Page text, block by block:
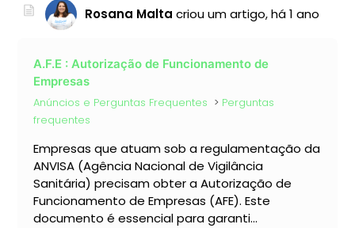
Rosana Malta criou um artigo,há 1 ano
A.F.E : Autorização de Funcionamento de
Empresas
Anúncios e Perguntas Frequentes
Perguntas
frequentes
Empresas que atuam sob a regulamentação da
ANVISA (Agência Nacional de Vigilância
Sanitária) precisam obter a Autorização de
Funcionamento de Empresas (AFE). Este
documento é essencial para garanti...